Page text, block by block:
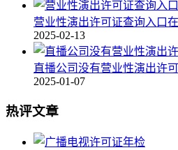
营业性演出许可证查询入口
2025-02-13
直播公司没有营业性演出许
2025-01-07
热评文章